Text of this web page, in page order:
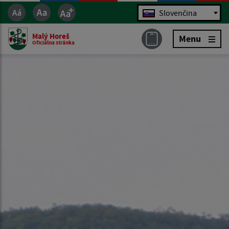
Jazyk Slovenčina
Malý Horeš
Oficiálna stránka Menu